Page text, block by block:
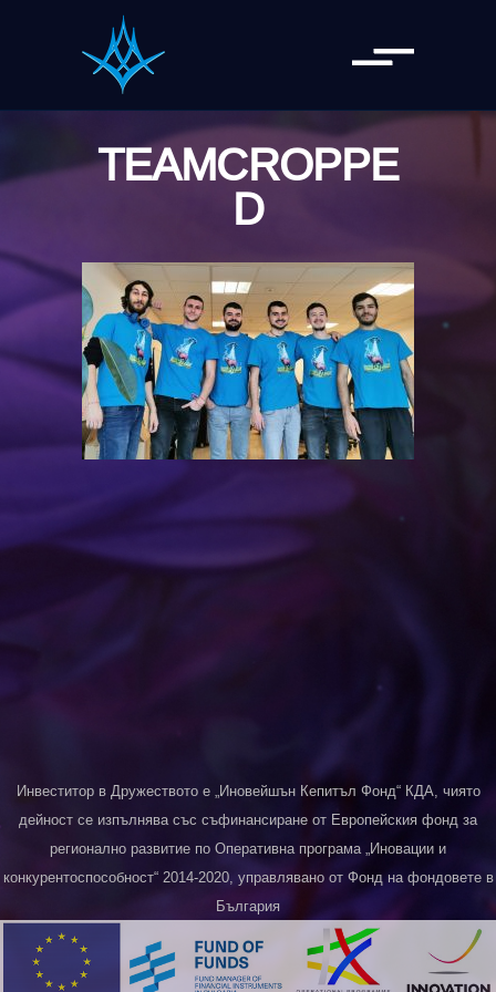
TEAMCROPPE
D
Инвеститор в Дружеството е „Иновейшън Кепитъл Фонд“ КДА, чиято
дейност се изпълнява със съфинансиране от Европейския фонд за
регионално развитие по Оперативна програма „Иновации и
конкурентоспособност“ 2014-2020, управлявано от Фонд на фондовете в
България